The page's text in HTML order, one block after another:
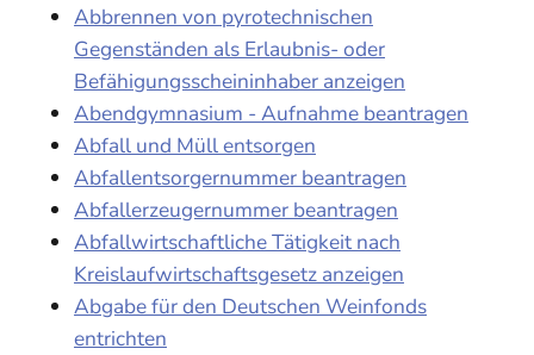
Abbrennen von pyrotechnischen
Gegenständen als Erlaubnis- oder
Befähigungsscheininhaber anzeigen
Abendgymnasium - Aufnahme beantragen
Abfall und Müll entsorgen
Abfallentsorgernummer beantragen
Abfallerzeugernummer beantragen
Abfallwirtschaftliche Tätigkeit nach
Kreislaufwirtschaftsgesetz anzeigen
Abgabe für den Deutschen Weinfonds
entrichten